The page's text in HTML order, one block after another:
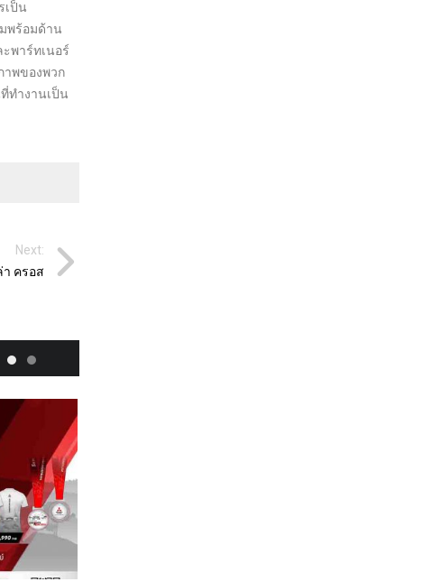
เป็น
พร้อมด้าน
พาร์ทเนอร์
าพของพวก
ทำงานเป็น
Next:
ครอส